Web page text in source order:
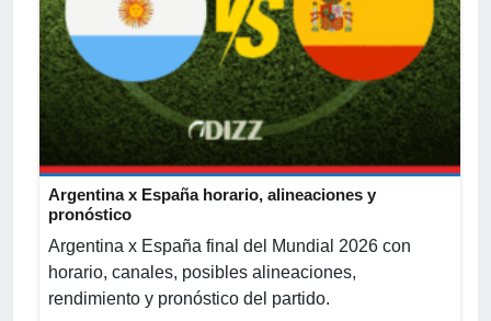
Argentina x España horario, alineaciones y
pronóstico
Argentina x España final del Mundial 2026 con
horario, canales, posibles alineaciones,
rendimiento y pronóstico del partido.